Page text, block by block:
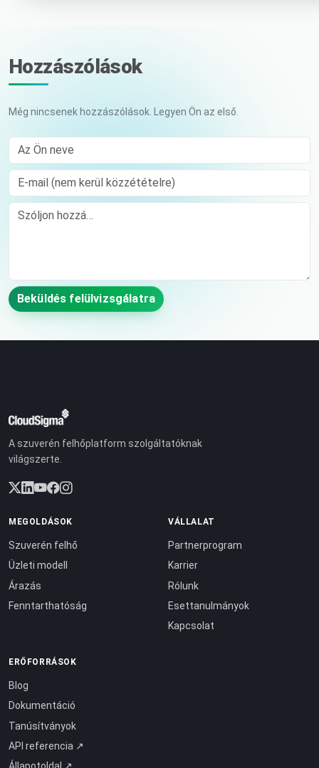
Hozzászólások
Még nincsenek hozzászólások. Legyen Ön az első.
Az Ön neve
E-mail (nem kerül közzétételre)
Comment
Beküldés felülvizsgálatra
A szuverén felhőplatform szolgáltatóknak
világszerte.
MEGOLDÁSOK
Szuverén felhő
Üzleti modell
Árazás
Fenntarthatóság
VÁLLALAT
Partnerprogram
Karrier
Rólunk
Esettanulmányok
Kapcsolat
ERŐFORRÁSOK
Blog
Dokumentáció
Tanúsítványok
API referencia ↗